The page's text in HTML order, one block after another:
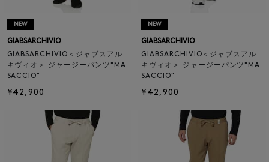
NEW
GIABSARCHIVIO
GIABSARCHIVIO＜ジャブスアル
キヴィオ＞ ジャージーパンツ"MA
SACCIO"
¥42,900
NEW
GIABSARCHIVIO
GIABSARCHIVIO＜ジャブスアル
キヴィオ＞ ジャージーパンツ"MA
SACCIO"
¥42,900